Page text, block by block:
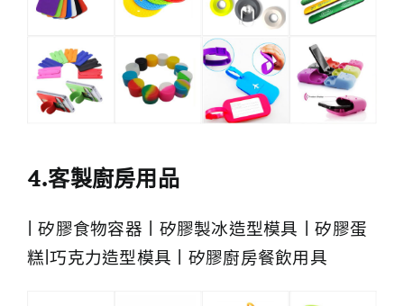
4.客製廚房用品
| 矽膠食物容器 | 矽膠製冰造型模具 | 矽膠蛋
糕|巧克力造型模具 | 矽膠廚房餐飲用具